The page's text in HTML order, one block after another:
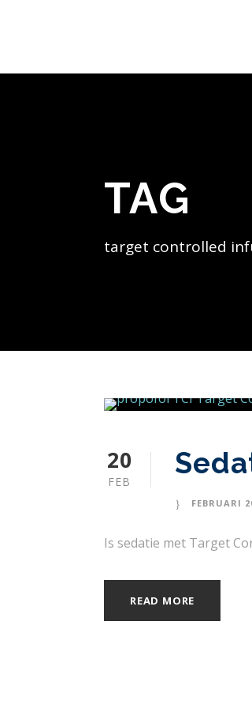
TAG
target controlled
20
FEB
FEBRUARI
Is sedatie met Target
READ MORE